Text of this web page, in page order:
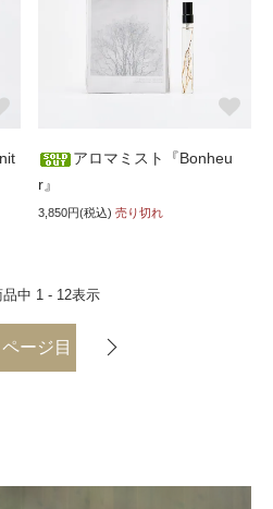
アロマミスト『Bonheu
r』
3,850円(税込) 売り切れ
品中 1 - 12表示
ページ目